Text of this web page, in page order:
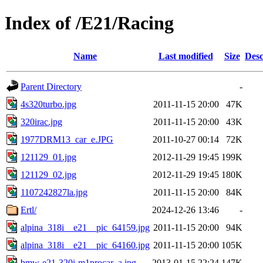
Index of /E21/Racing
Name Last modified Size
Parent Directory
-
4s320turbo.jpg
2011-11-15 20:00
47K
320irac.jpg
2011-11-15 20:00
43K
1977DRM13_car_e.JPG
2011-10-27 00:14
72K
121129_01.jpg
2012-11-29 19:45 199K
121129_02.jpg
2012-11-29 19:45 180K
1107242827la.jpg
2011-11-15 20:00
84K
Ertl/
2024-12-26 13:46
-
alpina_318i__e21__pic_64159.jpg 2011-11-15 20:00
94K
alpina_318i__e21__pic_64160.jpg 2011-11-15 20:00 105K